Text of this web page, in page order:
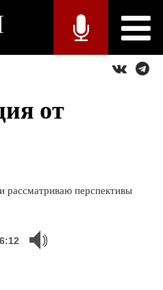
от
рассматриваю перспективы